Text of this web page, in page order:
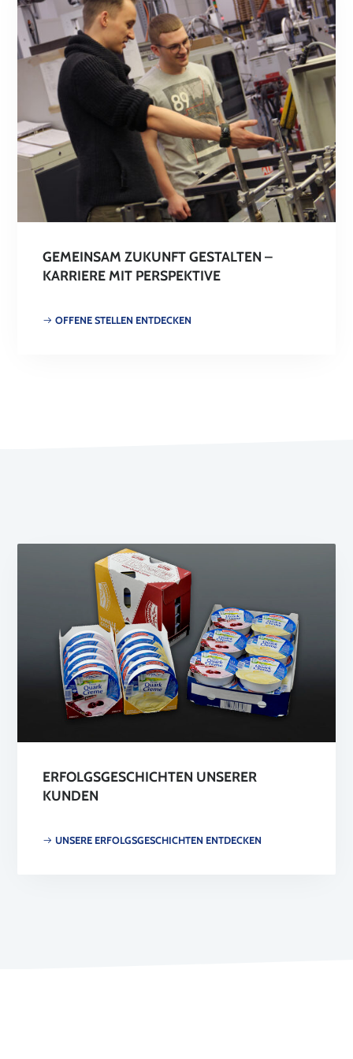
GEMEINSAM ZUKUNFT GESTALTEN –
KARRIERE MIT PERSPEKTIVE
OFFENE STELLEN ENTDECKEN
ERFOLGSGESCHICHTEN UNSERER
KUNDEN
UNSERE ERFOLGSGESCHICHTEN ENTDECKEN